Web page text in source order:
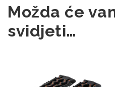
Možda će
svidjeti…